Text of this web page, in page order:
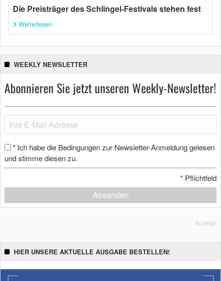
Die Preisträger des Schlingel-Festivals stehen fest
Weiterlesen
WEEKLY NEWSLETTER
Abonnieren Sie jetzt unseren Weekly-Newsletter!
* Ich habe die Bedingungen zur Newsletter-Anmeldung gelesen
und stimme diesen zu.
* Pflichtfeld
Absenden
Anzeige
HIER UNSERE AKTUELLE AUSGABE BESTELLEN!